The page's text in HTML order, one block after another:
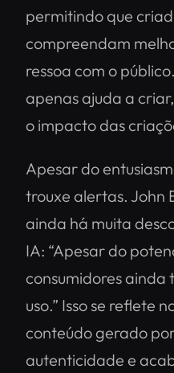
permitindo que
compreendam
ressoa com o
apenas ajuda a
o impacto das
Apesar do
trouxe alertas. John
ainda há muita
IA: “Apesar do
consumidores ainda
uso.” Isso se reflete
conteúdo gerado
autenticidade e